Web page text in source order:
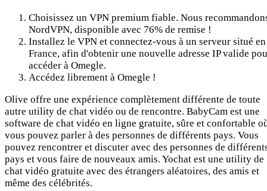
Choisissez un VPN premium fiable. Nous
NordVPN, disponible avec 76% de remise !
Installez le VPN et connectez-vous à un serveur situé en
France, afin d'obtenir une nouvelle adresse IP valide
accéder à Omegle.
Accédez librement à Omegle !
Olive offre une expérience complètement différente de toute
autre utility de chat vidéo ou de rencontre. BabyCam est une
software de chat vidéo en ligne gratuite, sûre et confortable
vous pouvez parler à des personnes de différents pays. Vous
pouvez rencontrer et discuter avec des personnes de
pays et vous faire de nouveaux amis. Yochat est une utility de
chat vidéo gratuite avec des étrangers aléatoires, des amis et
même des célébrités.